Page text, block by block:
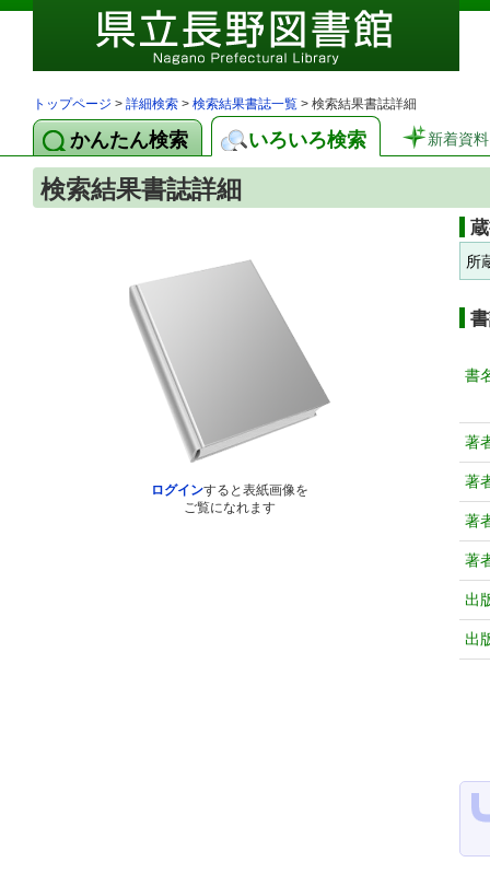
トップページ > 詳細検索 > 検索結果書誌一覧 > 検索結果書誌詳細
かんたん検索 いろいろ検索 新着資料
検索結果書誌詳細
ログインすると表紙画像を
ご覧になれます
所
書
著
著
著
著
出
出